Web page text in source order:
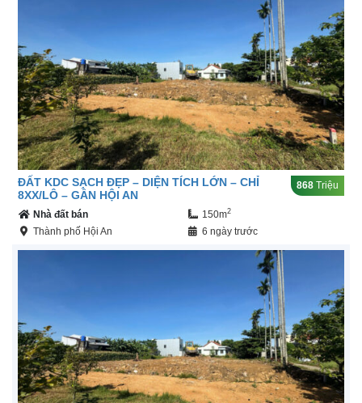
ĐẤT KDC SẠCH ĐẸP – DIỆN TÍCH LỚN – CHỈ
8XX/LÔ – GẦN HỘI AN
868 Triệu
Nhà đất bán 150m2
Thành phố Hội An 6 ngày trước